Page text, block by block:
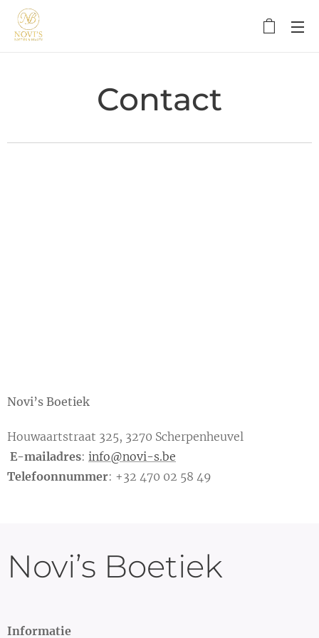
Contact
Novi’s Boetiek
Houwaartstraat 325, 3270 Scherpenheuvel
E-mailadres: info@novi-s.be
Telefoonnummer: +32 470 02 58 49
Novi’s Boetiek
Informatie